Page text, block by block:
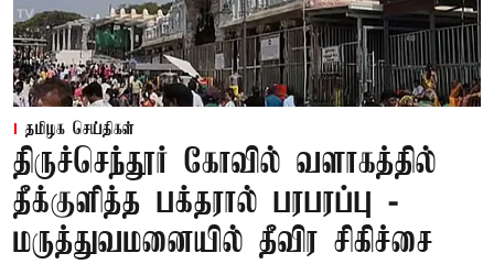
தமிழக செய்திகள்
திருச்செந்தூர் கோவில் வளாகத்தில்
தீக்குளித்த பக்தரால் பரபரப்பு -
மருத்துவமனையில் தீவிர சிகிச்சை